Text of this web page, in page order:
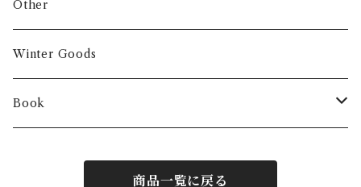
Other
Winter Goods
Book
商品一覧に戻る